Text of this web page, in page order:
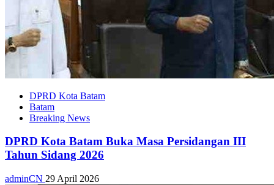
DPRD Kota Batam
Batam
Breaking News
DPRD Kota Batam Buka Masa Persidangan III
Tahun Sidang 2026
adminCN 29 April 2026